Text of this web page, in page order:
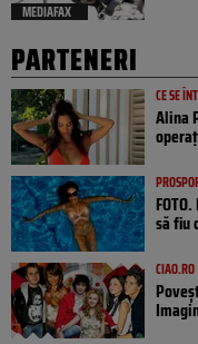
MEDIAFAX
PARTENERI
CE SE
Alina
să fiu
CIAO.RO